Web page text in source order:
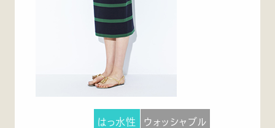
はっ水性 ウォッシャブル